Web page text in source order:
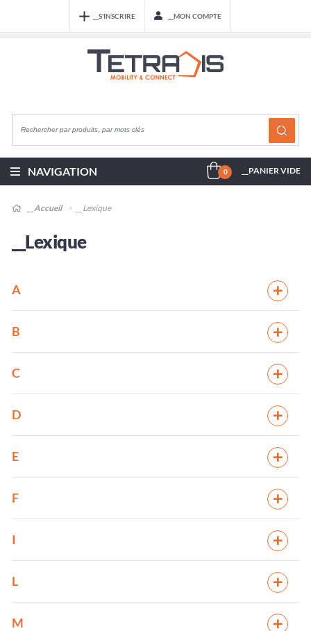
__S'INSCRIRE __MON COMPTE
NAVIGATION 0 __PANIER VIDE
__Accueil __Lexique
__Lexique
A
B
C
D
E
F
I
L
M